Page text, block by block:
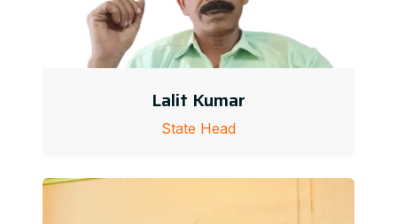
Lalit Kumar
State Head